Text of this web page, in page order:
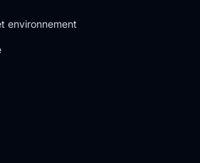
environnement